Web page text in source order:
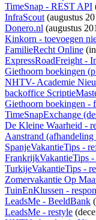
TimeSnap - REST API
InfraScout(augustus
Donero.nl (augustus
Kinkorn - toevoegen
FamilieRecht Online (
ExpressRoadFreight -
Giethoorn boekingen
NHTV- Academie
backoffice
Giethoorn boekingen -
TimeSnapExchange
De Kleine Waarheid -
Aanstrand (afhandeling
SpanjeVakantieTips -
FrankrijkVakantieTips -
TurkijeVakantieTips -
Zomervakantie Op
TuinEnKlussen -
LeadsMe - BeeldBank
LeadsMe - restyle